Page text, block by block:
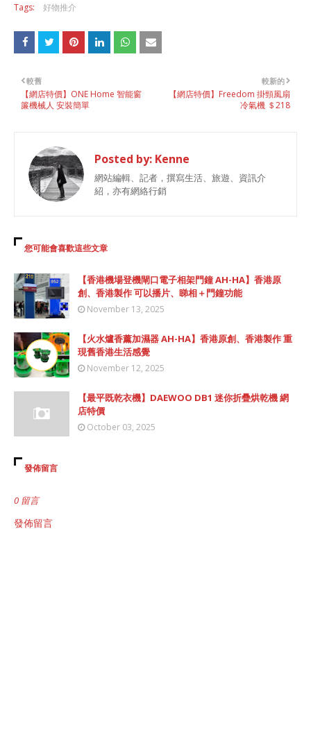
Tags: 好物推介
較新的
【網店特價】Freedom 掛頸風扇
冷氣機 ＄218
較舊
【網店特價】ONE Home 智能窗
簾機械人 安裝簡單
Posted by: Kenne
網站編輯、記者，撰寫生活、旅遊、資訊介
紹，亦有網絡行銷
您可能會喜歡這些文章
【香港機場登機閘口電子相架門鐘 AH-HA】香港原
創、香港製作 可以播片、睇相＋門鐘功能
November 13, 2025
【火水爐香薰加濕器 AH-HA】香港原創、香港製作 重
現舊香港生活感覺
November 12, 2025
【最平既乾衣機】DAEWOO DB1 迷你折疊烘乾機 網
店特價
October 03, 2025
發佈留言
0 留言
發佈留言